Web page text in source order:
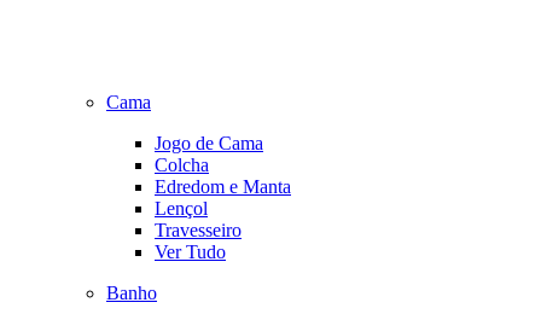
Cama
Jogo de Cama
Colcha
Edredom e Manta
Lençol
Travesseiro
Ver Tudo
Banho